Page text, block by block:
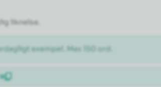
liknelse.
exempel. Max 150 ord.